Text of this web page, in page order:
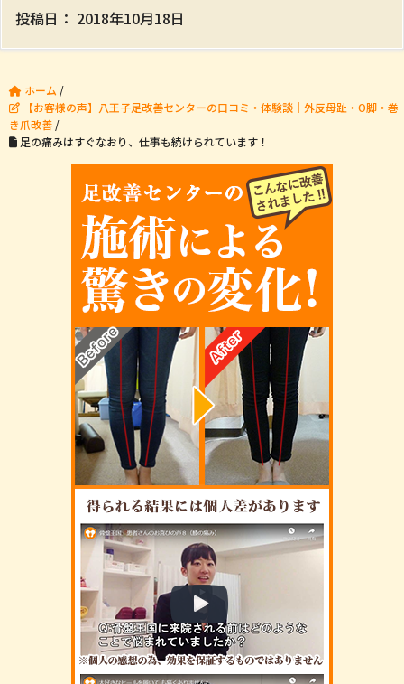
投稿日： 2018年10月18日
ホーム /
【お客様の声】八王子足改善センターの口コミ・体験談｜外反母趾・O脚・巻
き爪改善 /
足の痛みはすぐなおり、仕事も続けられています！